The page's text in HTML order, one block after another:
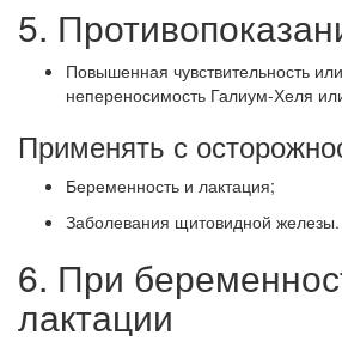
5.
Повышенная чувствительность
непереносимость Галиум-Хеля
Применять с
Беременность и лактация;
Заболевания щитовидной железы.
6. При
лактации